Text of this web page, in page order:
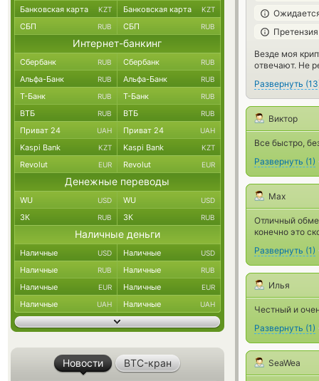
Везде моя
отвечают. Не
Развернуть (13
Виктор
Все быстро,
Развернуть (1)
Max
Отличный
конечно это
Развернуть (1)
Илья
Честный и
Развернуть (1)
SeaWea
Банковская карта KZT Банковская карта KZT
СБП RUB СБП RUB
Интернет-банкинг
Сбербанк RUB Сбербанк RUB
Альфа-Банк RUB Альфа-Банк RUB
Т-Банк RUB Т-Банк RUB
ВТБ RUB ВТБ RUB
Приват 24 UAH Приват 24 UAH
Kaspi Bank KZT Kaspi Bank KZT
Revolut EUR Revolut EUR
Денежные переводы
WU USD WU USD
ЗК RUB ЗК RUB
Наличные деньги
Наличные USD Наличные USD
Наличные RUB Наличные RUB
Наличные EUR Наличные EUR
Наличные UAH Наличные UAH
Новости BTC-кран